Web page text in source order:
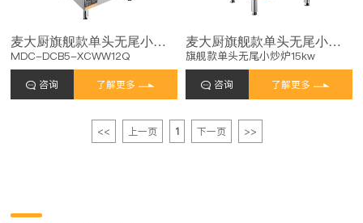
麦大厨旗舰款单头无尾小炒炉12kw食堂大火力电磁灶商用
MDC-DCB5-XCWW12Q
咨询 了解更多
麦大厨旗舰款单头无尾小炒炉商用15kw
旗舰款单头无尾小炒炉15kw
咨询 了解更多
<< 上一页 1 下一页 >>